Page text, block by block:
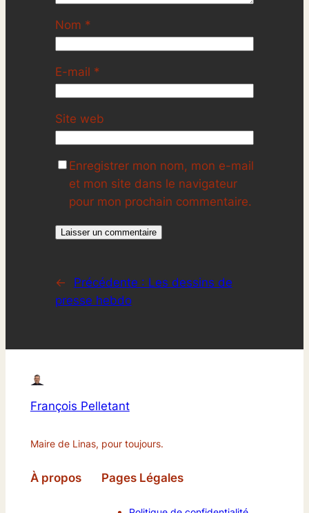
Nom *
E-mail *
Site web
Enregistrer mon nom, mon e-mail
et mon site dans le navigateur
pour mon prochain commentaire.
← Précédente : Les dessins de
presse hebdo
François Pelletant
Maire de Linas, pour toujours.
À propos Pages Légales